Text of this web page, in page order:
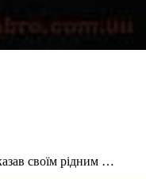
своїм рідним …